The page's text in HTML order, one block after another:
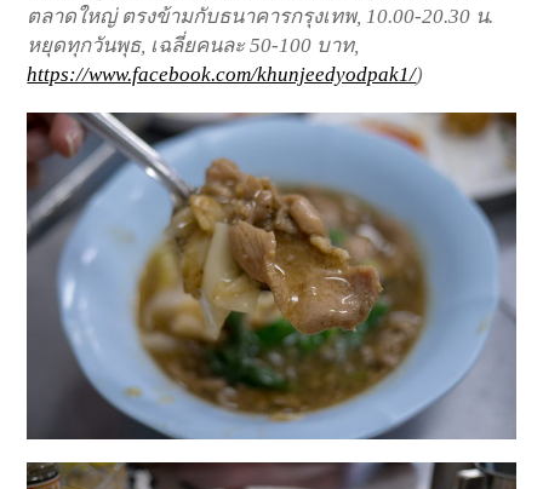
ตลาดใหญ่ ตรงข้ามกับธนาคารกรุงเทพ, 10.00-20.30 น.
หยุดทุกวันพุธ, เฉลี่ยคนละ 50-100 บาท,
https://www.facebook.com/khunjeedyodpak1/)